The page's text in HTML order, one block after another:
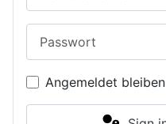
Angemeldet bleiben